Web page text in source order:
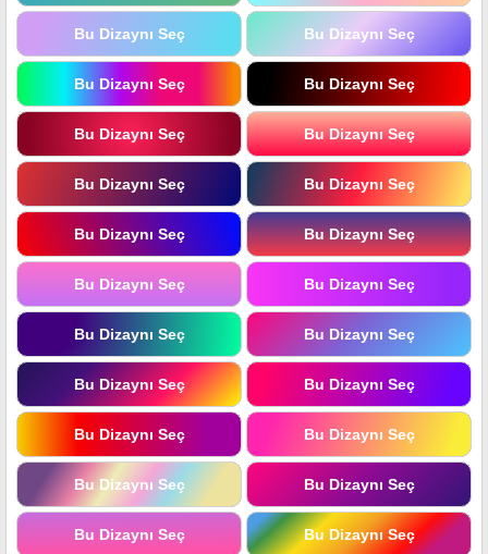
Bu Dizaynı Seç Bu Dizaynı Seç
Bu Dizaynı Seç Bu Dizaynı Seç
Bu Dizaynı Seç Bu Dizaynı Seç
Bu Dizaynı Seç Bu Dizaynı Seç
Bu Dizaynı Seç Bu Dizaynı Seç
Bu Dizaynı Seç Bu Dizaynı Seç
Bu Dizaynı Seç Bu Dizaynı Seç
Bu Dizaynı Seç Bu Dizaynı Seç
Bu Dizaynı Seç Bu Dizaynı Seç
Bu Dizaynı Seç Bu Dizaynı Seç
Bu Dizaynı Seç Bu Dizaynı Seç